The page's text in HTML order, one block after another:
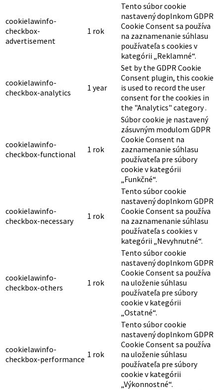
cookielawinfo-
checkbox-
advertisement
1 rok
Tento súbor cookie
nastavený doplnkom GDPR
Cookie Consent sa používa
na zaznamenanie súhlasu
používateľa s cookies v
kategórii „Reklamné“.
cookielawinfo-
checkbox-analytics
1 year
Set by the GDPR Cookie
Consent plugin, this cookie
is used to record the user
consent for the cookies in
the "Analytics" category .
cookielawinfo-
checkbox-functional
1 rok
Súbor cookie je nastavený
zásuvným modulom GDPR
Cookie Consent na
zaznamenanie súhlasu
používateľa pre súbory
cookie v kategórii
„Funkčné“.
cookielawinfo-
checkbox-necessary
1 rok
Tento súbor cookie
nastavený doplnkom GDPR
Cookie Consent sa používa
na zaznamenanie súhlasu
používateľa s cookies v
kategórii „Nevyhnutné“.
cookielawinfo-
checkbox-others
1 rok
Tento súbor cookie
nastavený doplnkom GDPR
Cookie Consent sa používa
na uloženie súhlasu
používateľa pre súbory
cookie v kategórii
„Ostatné“.
cookielawinfo-
checkbox-performance 1 rok
Tento súbor cookie
nastavený doplnkom GDPR
Cookie Consent sa používa
na uloženie súhlasu
používateľa pre súbory
cookie v kategórii
„Výkonnostné“.